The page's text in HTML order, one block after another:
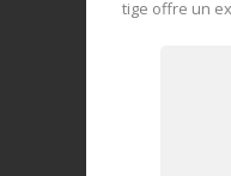
tige offre un